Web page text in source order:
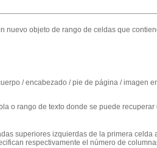
nuevo objeto de rango de celdas que
/ encabezado / pie de página / imagen
o rango de texto donde se puede
superiores izquierdas de la primera celda
respectivamente el número de